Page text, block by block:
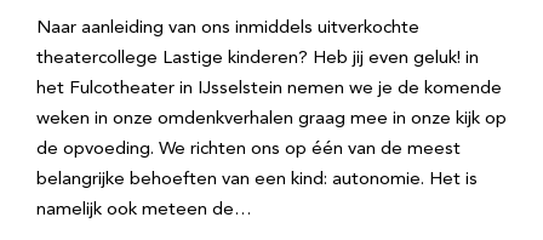
Naar aanleiding van ons inmiddels uitverkochte
theatercollege Lastige kinderen? Heb jij even geluk! in
het Fulcotheater in IJsselstein nemen we je de komende
weken in onze omdenkverhalen graag mee in onze kijk op
de opvoeding. We richten ons op één van de meest
belangrijke behoeften van een kind: autonomie. Het is
namelijk ook meteen de…